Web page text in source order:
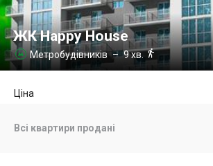
ЖК Happy House
 Метробудівників– 9 хв.
Ціна
Всі квартири продані